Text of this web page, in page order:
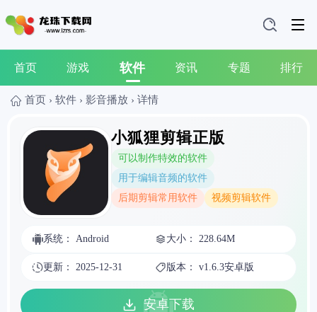
首页 游戏 软件 资讯 专题 排行
首页 › 软件 › 影音播放 › 详情
小狐狸剪辑正版
可以制作特效的软件
用于编辑音频的软件
后期剪辑常用软件
视频剪辑软件
系统： Android 大小： 228.64M
更新： 2025-12-31 版本： v1.6.3安卓版
安卓下载